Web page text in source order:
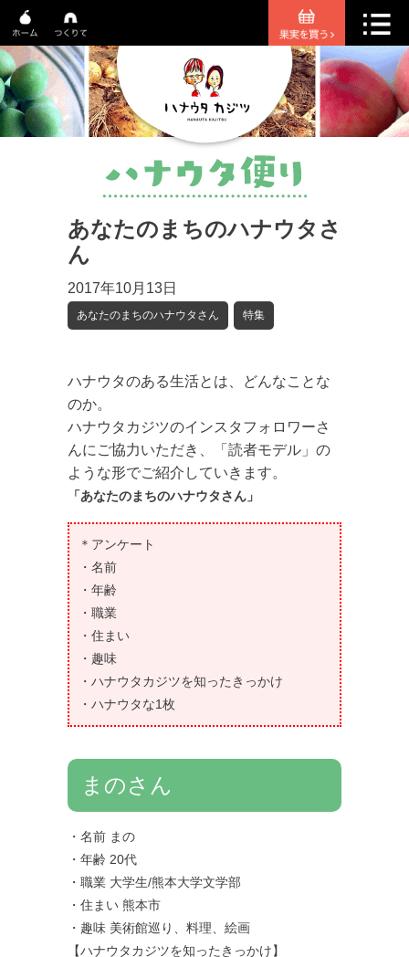
あなたのまちのハナウタさ
ん
2017年10月13日
あなたのまちのハナウタさん 特集
ハナウタのある生活とは、どんなことな
のか。
ハナウタカジツのインスタフォロワーさ
んにご協力いただき、「読者モデル」の
ような形でご紹介していきます。
「あなたのまちのハナウタさん」
＊アンケート
・名前
・年齢
・職業
・住まい
・趣味
・ハナウタカジツを知ったきっかけ
・ハナウタな1枚
まのさん
・名前 まの
・年齢 20代
・職業 大学生/熊本大学文学部
・住まい 熊本市
・趣味 美術館巡り、料理、絵画
【ハナウタカジツを知ったきっかけ】